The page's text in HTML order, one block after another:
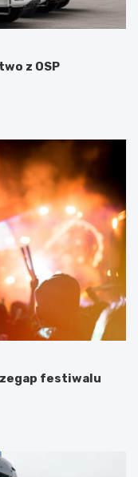
z OSP
festiwalu